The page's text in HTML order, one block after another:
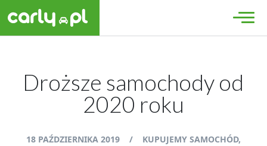
Droższe samochody od
2020 roku
18 PAŹDZIERNIKA 2019/ KUPUJEMY SAMOCHÓD,